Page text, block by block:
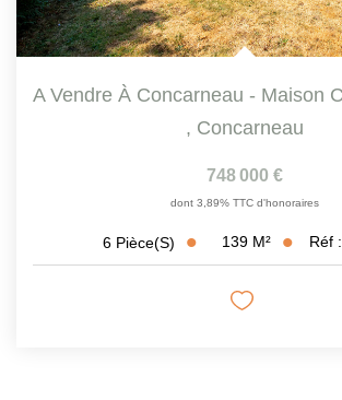
, Concarneau
748 000 €
dont 3,89% TTC d'honoraires
6 Pièce(s) 139 M² Réf :